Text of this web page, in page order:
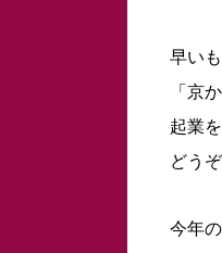
早い
「京
起業
どう
今年